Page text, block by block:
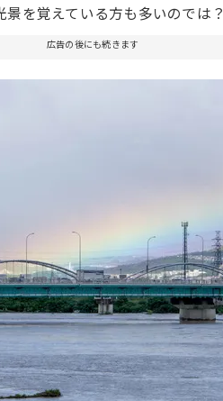
を覚えている方も多いのでは？
広告の後にも続きます